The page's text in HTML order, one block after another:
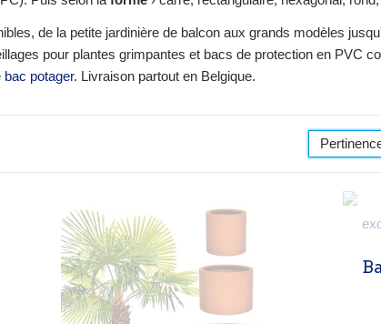
de la petite jardinière de balcon aux grands modèles
pour plantes grimpantes et bacs de protection en PVC
bac potager. Livraison partout en Belgique.